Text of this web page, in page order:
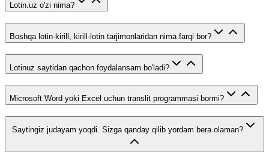
Lotin.uz o'zi nima?
Boshqa lotin-kirill, kirill-lotin tarjimonlaridan nima farqi bor?
Lotinuz saytidan qachon foydalansam bo'ladi?
Microsoft Word yoki Excel uchun translit programmasi bormi?
Saytingiz judayam yoqdi. Sizga qanday qilib yordam bera olaman?